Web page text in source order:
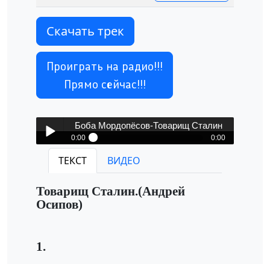
Скачать трек
Проиграть на радио!!!
Прямо сейчас!!!
Боба Мордопёсов-Товарищ Сталин
0:00 0:00
Боба Мордопёсов-Товарищ Сталин
ТЕКСТ ВИДЕО
Товарищ Сталин.(Андрей
Осипов)
1.